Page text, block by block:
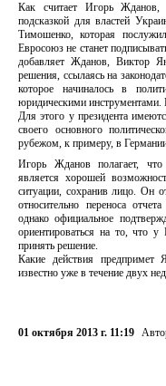
Как считает Игорь Жданов,
подсказкой для властей
Тимошенко, которая
Евросоюз не станет
добавляет Жданов, Виктор
решения, ссылаясь на
которое начиналось в
юридическими
Для этого у президента
своего основного
рубежом, к примеру, в
Игорь Жданов полагает,
является хорошей
ситуации, сохранив лицо. Он
относительно переноса
однако официальное
ориентироваться на то, что
принять решение.
Какие действия предпримет
известно уже в течение двух
01 октября 2013 г. 11:19